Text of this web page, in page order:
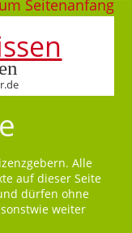
Alle
auf dieser Seite
dürfen ohne
weiter